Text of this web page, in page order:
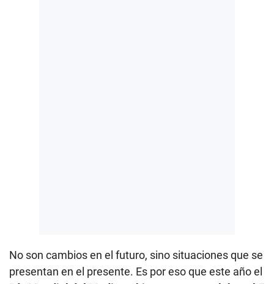
No son cambios en el futuro, sino situaciones que se
presentan en el presente. Es por eso que este año el